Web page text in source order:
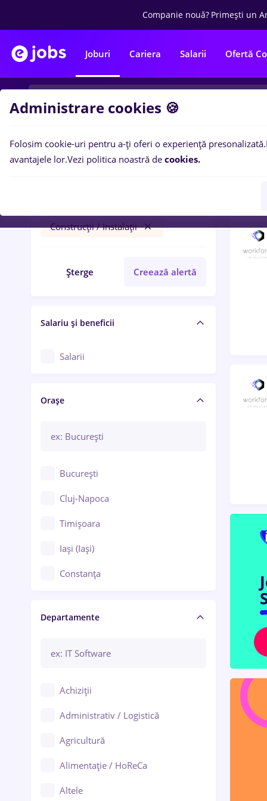
Companie nouă? Primești un
Joburi Cariera Salarii Ofertă
Filtre
Construcții / Instalații
Șterge Creează alertă
Salariu și beneficii
Salarii
Orașe
București
Cluj-Napoca
Timișoara
Iași (Iași)
Constanța
Brașov
Bacău
Galați (Galați)
Ploiești
Departamente
Achiziții
Administrativ / Logistică
Agricultură
Alimentație / HoReCa
Altele
4
Administrare cookies 🍪
Folosim cookie-uri pentru a-ți oferi o experiență presonalizată.
avantajele lor.Vezi politica noastră de cookies.